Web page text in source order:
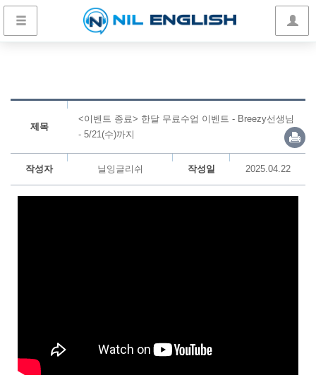
제목
<이벤트 종료> 한달 무료수업 이벤트 - Breezy선생님
- 5/21(수)까지
작성자 닐잉글리쉬 작성일 2025.04.22